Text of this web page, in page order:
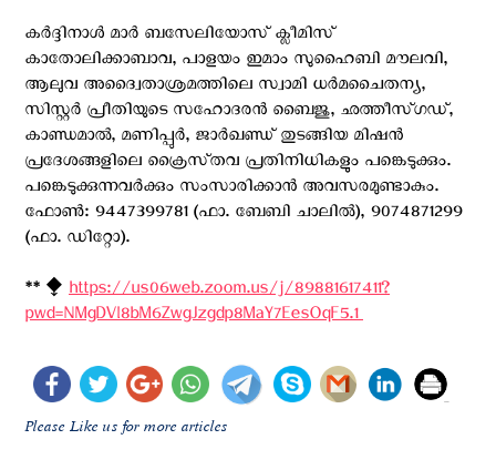
കർദ്ദിനാൾ മാർ ബസേലിയോസ് ക്ലീമിസ്
കാതോലിക്കാബാവ, പാളയം ഇമാം സുഹൈബി മൗലവി,
ആലുവ അദ്വൈതാശ്രമത്തിലെ സ്വാമി ധർമചൈതന്യ,
സിസ്റ്റർ പ്രീതിയുടെ സഹോദരൻ ബൈജു, ഛത്തീസ്ഗഡ്,
കാണ്ഡമാൽ, മണിപ്പുർ, ജാർഖണ്ഡ് തുടങ്ങിയ മിഷൻ
പ്രദേശങ്ങളിലെ ക്രൈസ്‌തവ പ്രതിനിധികളും പങ്കെടുക്കും.
പങ്കെടുക്കുന്നവർക്കും സംസാരിക്കാൻ അവസരമുണ്ടാകും.
ഫോൺ: 9447399781 (ഫാ. ബേബി ചാലിൽ), 9074871299
(ഫാ. ഡിറ്റോ).
** ⧪ https://us06web.zoom.us/j/89881617411?
pwd=NMgDVl8bM6ZwgJzgdp8MaY7EesOqF5.1 ‍
Please Like us for more articles